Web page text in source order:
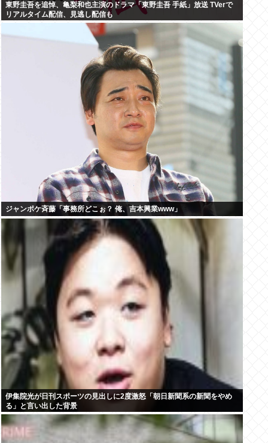
東野圭吾を追悼、亀梨和也主演のドラマ「東野圭吾 手紙」放送 TVerで
リアルタイム配信、見逃し配信も
ジャンポケ斉藤「事務所どこぉ？ 俺、吉本興業www」
伊集院光が日刊スポーツの見出しに2度激怒「朝日新聞系の新聞をやめ
る」と言い出した背景